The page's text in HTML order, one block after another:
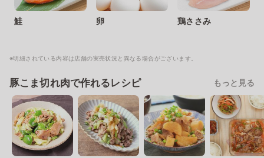
鮭 卵 鶏ささみ
※明細されている内容は店舗の実売状況と異なる場合がございます。
豚こま切れ肉で作れるレシピ もっと見る